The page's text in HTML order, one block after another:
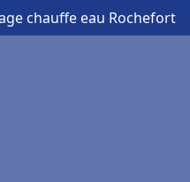
chauffe eau Rochefort